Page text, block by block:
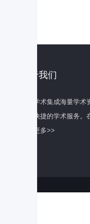
关于我们
百度学术集成海量学
全面快捷的学术服务
了解更多>>